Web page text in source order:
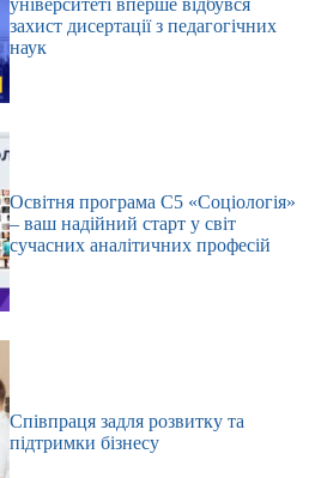
захист дисертації з педагогічних
наук
Освітня програма С5 «Соціологія»
– ваш надійний старт у світ
сучасних аналітичних професій
Співпраця задля розвитку та
підтримки бізнесу